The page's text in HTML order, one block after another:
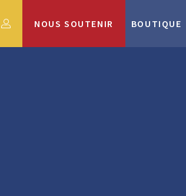
NOUS SOUTENIR BOUTIQUE